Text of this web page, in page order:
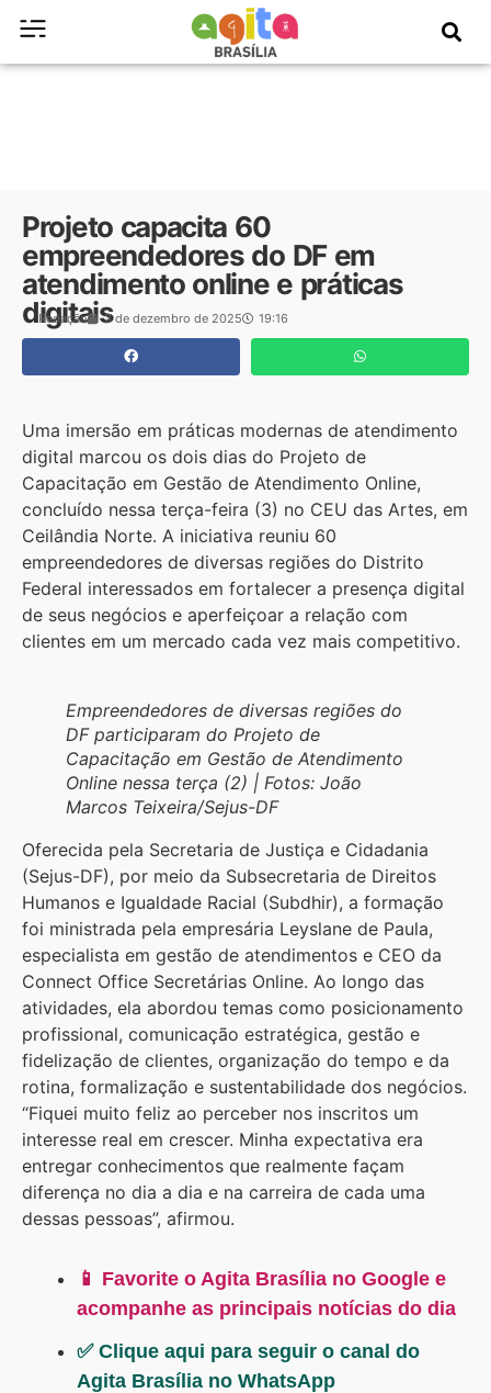
Projeto capacita 60
empreendedores do DF em
atendimento online e práticas
digitais
Redação 3 de dezembro de 2025 19:16
Uma imersão em práticas modernas de atendimento
digital marcou os dois dias do Projeto de
Capacitação em Gestão de Atendimento Online,
concluído nessa terça-feira (3) no CEU das Artes, em
Ceilândia Norte. A iniciativa reuniu 60
empreendedores de diversas regiões do Distrito
Federal interessados em fortalecer a presença digital
de seus negócios e aperfeiçoar a relação com
clientes em um mercado cada vez mais competitivo.
Empreendedores de diversas regiões do
DF participaram do Projeto de
Capacitação em Gestão de Atendimento
Online nessa terça (2) | Fotos: João
Marcos Teixeira/Sejus-DF
Oferecida pela Secretaria de Justiça e Cidadania
(Sejus-DF), por meio da Subsecretaria de Direitos
Humanos e Igualdade Racial (Subdhir), a formação
foi ministrada pela empresária Leyslane de Paula,
especialista em gestão de atendimentos e CEO da
Connect Office Secretárias Online. Ao longo das
atividades, ela abordou temas como posicionamento
profissional, comunicação estratégica, gestão e
fidelização de clientes, organização do tempo e da
rotina, formalização e sustentabilidade dos negócios.
“Fiquei muito feliz ao perceber nos inscritos um
interesse real em crescer. Minha expectativa era
entregar conhecimentos que realmente façam
diferença no dia a dia e na carreira de cada uma
dessas pessoas”, afirmou.
📱 Favorite o Agita Brasília no Google e
acompanhe as principais notícias do dia
✅ Clique aqui para seguir o canal do
Agita Brasília no WhatsApp